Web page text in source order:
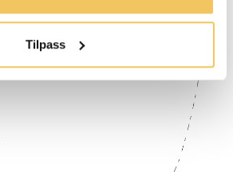
Tilpass